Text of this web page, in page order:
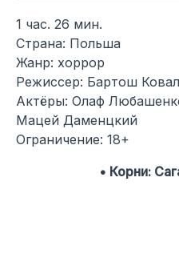
1 час. 26 мин.
Страна: Польша
Жанр: хоррор
Режиссер: Бартош
Актёры: Олаф
Мацей Даменцкий
Ограничение: 18+
• Корни: